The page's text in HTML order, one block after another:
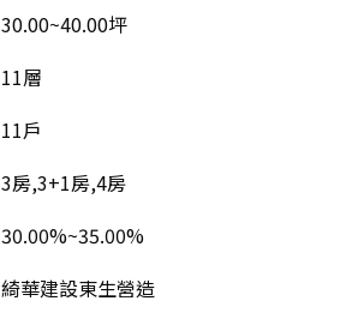
30.00~40.00坪
11層
11戶
3房,3+1房,4房
30.00%~35.00%
綺華建設東生營造